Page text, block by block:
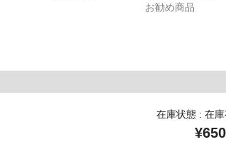
お勧め商品
在庫状態 : 在庫
¥650